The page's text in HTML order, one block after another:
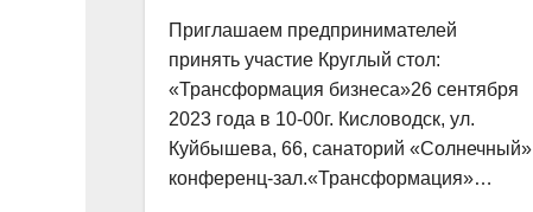
Приглашаем предпринимателей
принять участие Круглый стол:
«Трансформация бизнеса»26 сентября
2023 года в 10-00г. Кисловодск, ул.
Куйбышева, 66, санаторий «Солнечный»
конференц-зал.«Трансформация»…